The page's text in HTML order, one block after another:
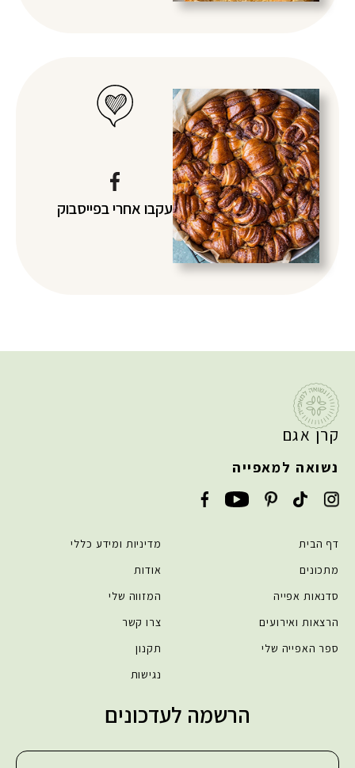
עקבו אחריבפייסבוק
קרן אגם
נשואה למאפייה
דף הבית
מתכונים
סדנאות אפייה
הרצאות ואירועים
ספר האפייה שלי
מדיניות ומידע כללי
אודות
המזווה שלי
צרו קשר
תקנון
נגישות
הרשמה לעדכונים